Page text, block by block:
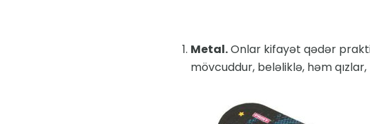
Metal.Onlar kifayət qədər
mövcuddur, beləliklə, həm